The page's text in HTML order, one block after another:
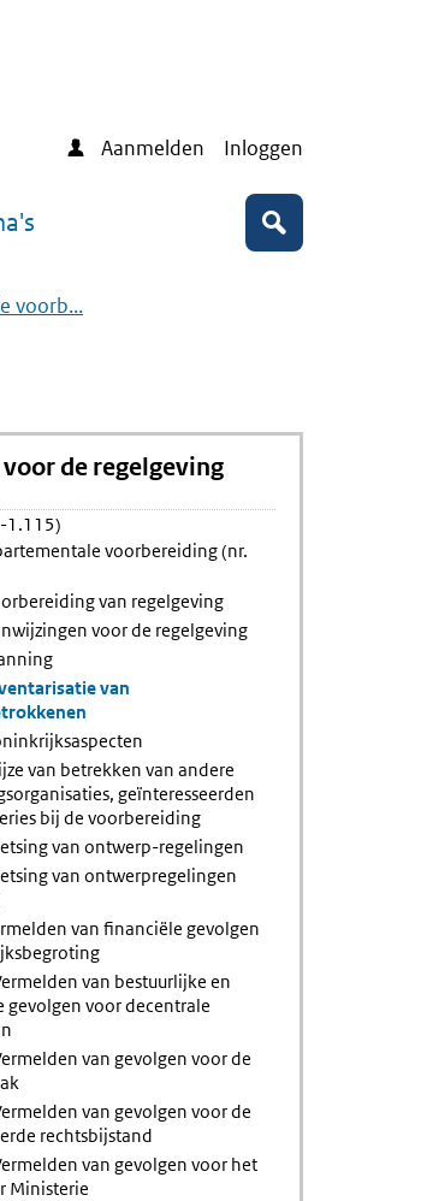
Aanmelden Inloggen
Zoeken
voorb...
de regelgeving
1.115)
voorbereiding (nr.
van regelgeving
voor de regelgeving
van
van betrekken van andere
geïnteresseerden
bij de voorbereiding
van ontwerp-regelingen
van ontwerpregelingen
van financiële gevolgen
van bestuurlijke en
gevolgen voor decentrale
van gevolgen voor de
van gevolgen voor de
rechtsbijstand
van gevolgen voor het
Ministerie